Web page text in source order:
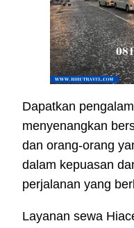
Dapatkan
menyenangkan
dan orang-orang
dalam kepuasan
perjalanan yang
Layanan sewa